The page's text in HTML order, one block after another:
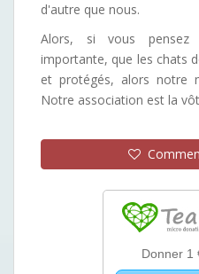
d'autre que nous.
Alors, si vous
importante, que les chats
et protégés, alors notre
Notre association est la